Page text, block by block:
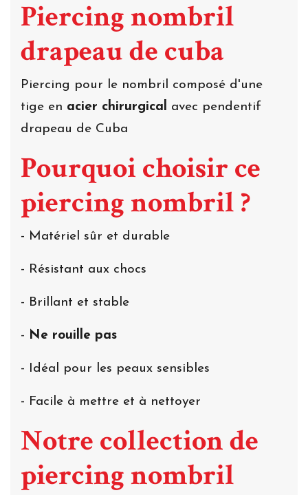
Piercing nombril
drapeau de cuba
Piercing pour le nombril composé d'une
tige en acier chirurgical
avec pendentif
drapeau de Cuba
Pourquoi choisir ce
piercing nombril ?
- Matériel sûr et durable
- Résistant aux chocs
- Brillant et stable
- Ne rouille pas
- Idéal pour les peaux sensibles
- Facile à mettre et à nettoyer
Notre collection de
piercing nombril